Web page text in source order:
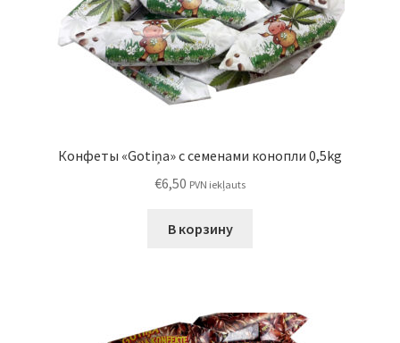
Конфеты «Gotiņa» с семенами конопли 0,5kg
€6,50 PVN iekļauts
В корзину